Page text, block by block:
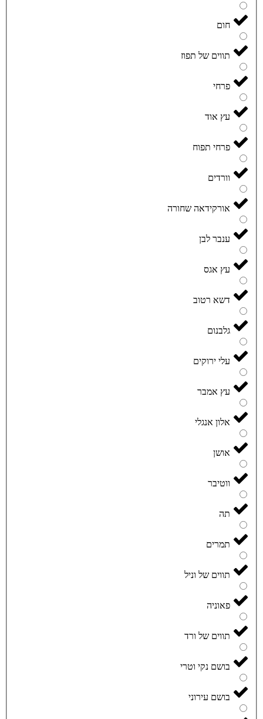
חום
תווים של תפוז
פרחי
עץ אוד
פרחי תפוח
וורדים
אורקידאה שחורה
ענבר לבן
עץ אגס
דשא רטוב
גלבנום
עלי ירוקים
עץ אמבר
אלון אנגלי
אושן
ווטיבר
תה
תמרים
תווים של וניל
פאוניה
תווים של ורד
בושם נקי וטרי
בושם עירוני